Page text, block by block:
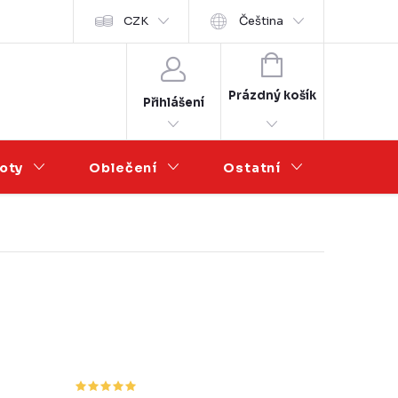
Velkoobchod CZK Čeština
Přihlášení
NÁKUPNÍ
KOŠÍK
Prázdný košík
Oblečení Ostatní